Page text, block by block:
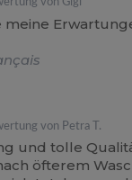
meine
von Petra T.
und tolle
öfterem